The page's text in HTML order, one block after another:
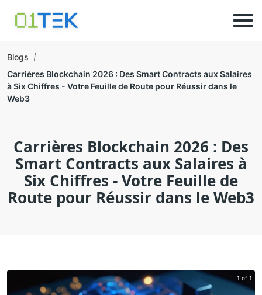
Blogs
Carrières Blockchain 2026 : Des Smart Contracts aux Salaires
à Six Chiffres - Votre Feuille de Route pour Réussir dans le
Web3
Carrières Blockchain 2026 : Des
Smart Contracts aux Salaires à
Six Chiffres - Votre Feuille de
Route pour Réussir dans le Web3
1 of 1